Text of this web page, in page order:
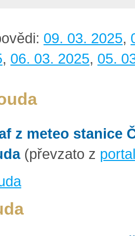
09. 03. 2025,
, 06. 03. 2025, 05.
z meteo stanice
(převzato z